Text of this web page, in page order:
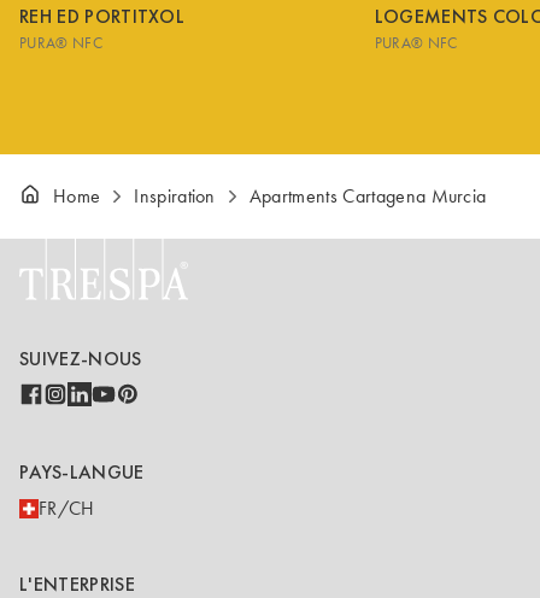
REH ED PORTITXOL
PURA® NFC
LOGEMENTS
PURA® NFC
Home Inspiration Apartments Cartagena Murcia
SUIVEZ-NOUS
PAYS-LANGUE
FR/CH
L'ENTERPRISE